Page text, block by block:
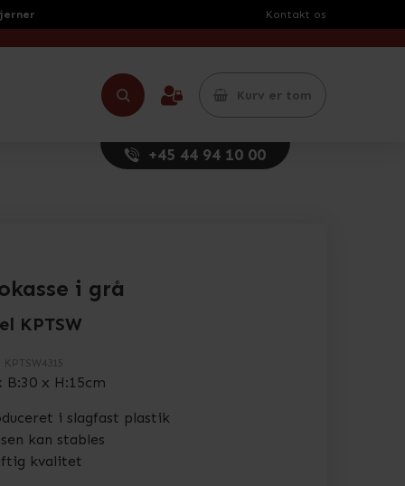
Kontakt os
Kurv er tom
+45 44 94 10 00
i grå
KPTSW
KPTSW4315
B:30 x H:15cm
i slagfast plastik
kan stables
kvalitet